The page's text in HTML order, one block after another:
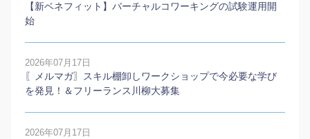
【新ベネフィット】バーチャルコワーキングの試験運用開
始
2026年07月17日
〖メルマガ〗スキル棚卸しワークショップで今必要な学び
を発見！＆フリーランス川柳大募集
2026年07月17日